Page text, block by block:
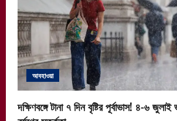
আবহাওয়া
দক্ষিণবঙ্গে টানা ৭ দিন বৃষ্টির পূর্বাভাস! ৪-৬